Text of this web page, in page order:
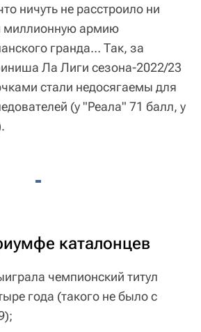
ничуть не расстроило ни
миллионную армию
гранда… Так, за
Ла Лиги сезона-2022/23
стали недосягаемы для
(у "Реала" 71 балл, у
каталонцев
чемпионский титул
года (такого не было с